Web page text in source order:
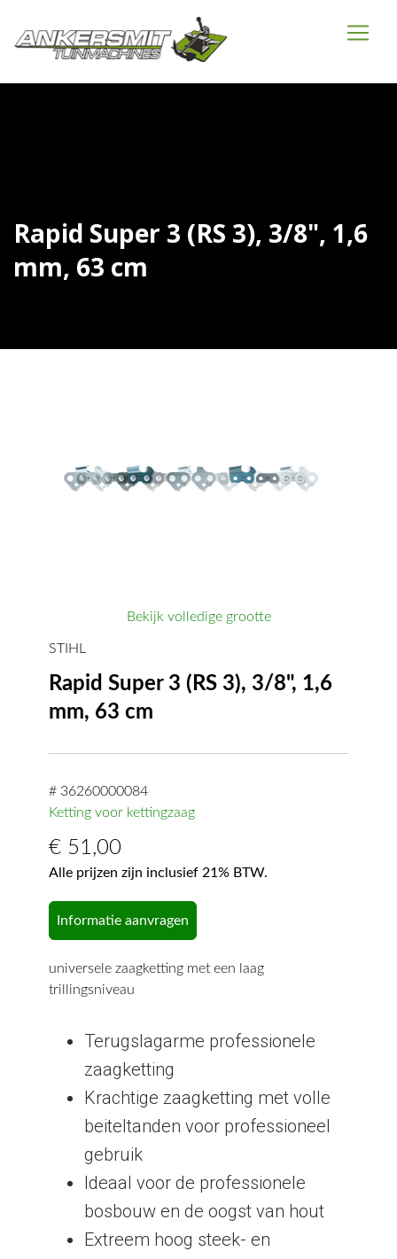
Rapid Super 3 (RS 3), 3/8", 1,6
mm, 63 cm
Bekijk volledige grootte
STIHL
Rapid Super 3 (RS 3), 3/8", 1,6
mm, 63 cm
# 36260000084
Ketting voor kettingzaag
€ 51,00
Alle prijzen zijn inclusief 21% BTW.
Informatie aanvragen
universele zaagketting met een laag
trillingsniveau
Terugslagarme professionele
zaagketting
Krachtige zaagketting met volle
beiteltanden voor professioneel
gebruik
Ideaal voor de professionele
bosbouw en de oogst van hout
Extreem hoog steek- en